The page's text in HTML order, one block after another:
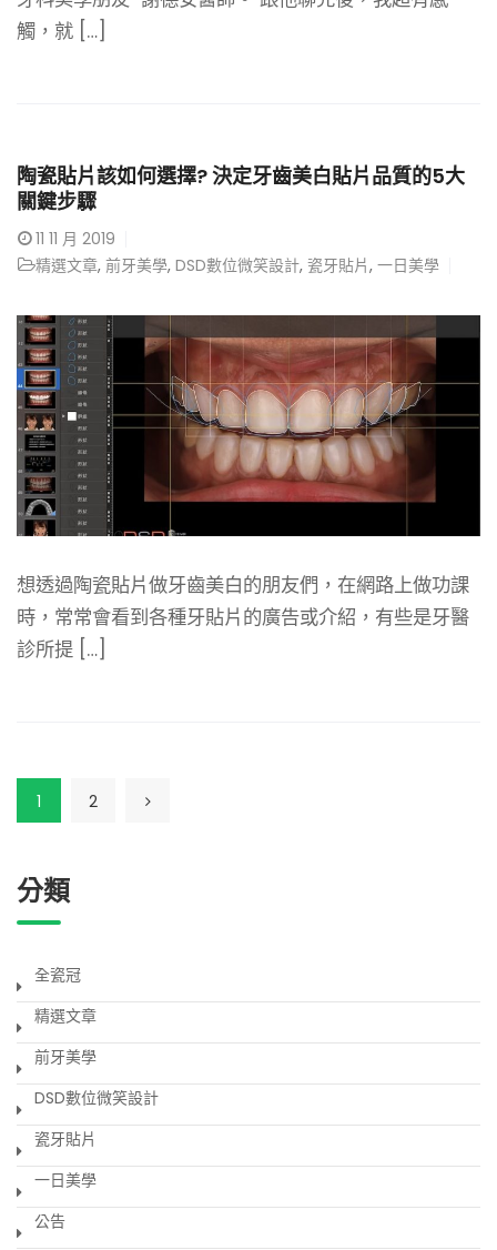
觸，就 […]
陶瓷貼片該如何選擇? 決定牙齒美白貼片品質的5大
關鍵步驟
11 11 月 2019
精選文章, 前牙美學, DSD數位微笑設計, 瓷牙貼片, 一日美學
想透過陶瓷貼片做牙齒美白的朋友們，在網路上做功課
時，常常會看到各種牙貼片的廣告或介紹，有些是牙醫
診所提 […]
1 2
分類
全瓷冠
精選文章
前牙美學
DSD數位微笑設計
瓷牙貼片
一日美學
公告